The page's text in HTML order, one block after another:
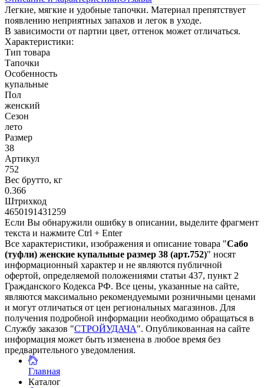
Легкие, мягкие и удобные тапочки. Материал препятствует
появлению неприятных запахов и легок в уходе.
В зависимости от партии цвет, оттенок может отличаться.
Характеристики:
Тип товара
Тапочки
Особенность
купальные
Пол
женский
Сезон
лето
Размер
38
Артикул
752
Вес брутто, кг
0.366
Штрихкод
4650191431259
Если Вы обнаружили ошибку в описании, выделите фрагмент
текста и нажмите Ctrl + Enter
Все характеристики, изображения и описание товара "Сабо
(туфли) женские купальные размер 38 (арт.752)" носят
информационный характер и не являются публичной
офертой, определяемой положениями статьи 437, пункт 2
Гражданского Кодекса РФ. Все цены, указанные на сайте,
являются максимально рекомендуемыми розничными ценами
и могут отличаться от цен региональных магазинов. Для
получения подробной информации необходимо обращаться в
Службу заказов "СТРОЙУДАЧА". Опубликованная на сайте
информация может быть изменена в любое время без
предварительного уведомления.
Главная
Каталог